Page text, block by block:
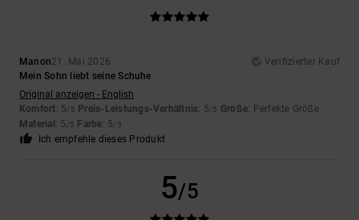
Manon21. Mai 2026
Verifizierter Kauf
Mein Sohn liebt seine Schuhe
Original anzeigen - English
Komfort: 5/5 Preis-Leistungs-Verhältnis: 5/5 Größe: Perfekte Größe
Material : 5 /5 Farbe: 5/5
Ich empfehle dieses Produkt
5/5